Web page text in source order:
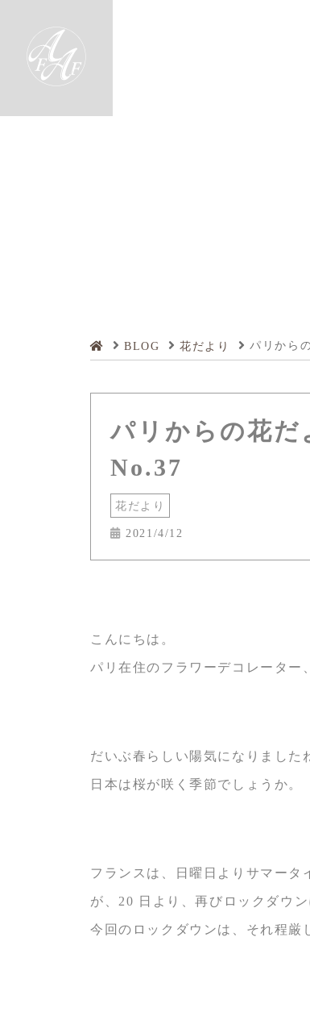
BLOG 花だより パリから
パリからの花
No.37
花だより
2021/4/12
こんにちは。
パリ在住のフラワーデコレーター
だいぶ春らしい陽気になりました
日本は桜が咲く季節でしょうか。
フランスは、日曜日よりサマータ
が、20 日より、再びロックダウン
今回のロックダウンは、それ程厳